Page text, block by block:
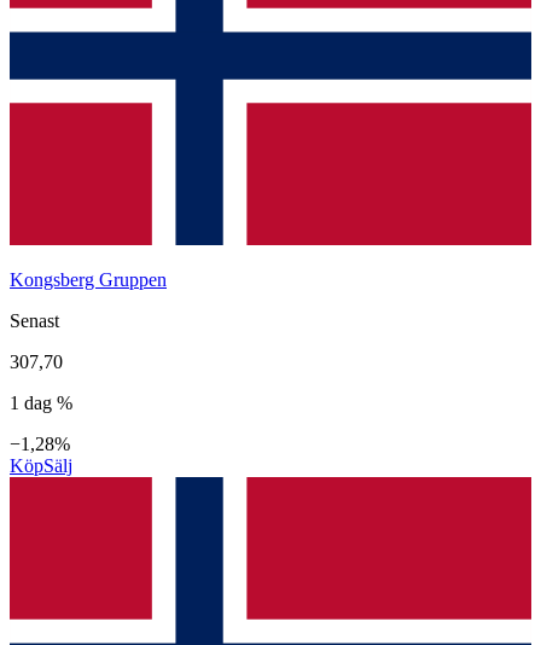
Kongsberg Gruppen
Senast
307,70
1 dag %
−1,28%
KöpSälj